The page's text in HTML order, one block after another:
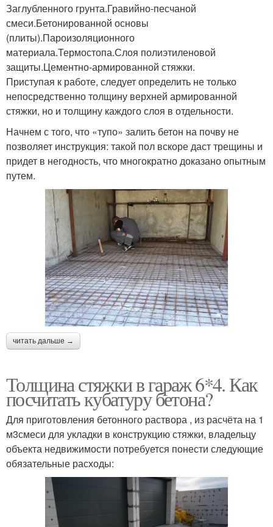
Заглубленного грунта.Гравийно-песчаной
смеси.Бетонированной основы
(плиты).Пароизоляционного
материала.Термостопа.Слоя полиэтиленовой
защиты.Цементно-армированной стяжки.
Приступая к работе, следует определить не только
непосредственно толщину верхней армированной
стяжки, но и толщину каждого слоя в отдельности.
Начнем с того, что «тупо» залить бетон на почву не
позволяет инструкция: такой пол вскоре даст трещины и
придет в негодность, что многократно доказано опытным
путем.
читать дальше →
Толщина стяжки в гараж 6*4. Как
посчитать кубатуру бетона?
Для приготовления бетонного раствора , из расчёта на 1
м3смеси для укладки в конструкцию стяжки, владельцу
объекта недвижимости потребуется понести следующие
обязательные расходы: